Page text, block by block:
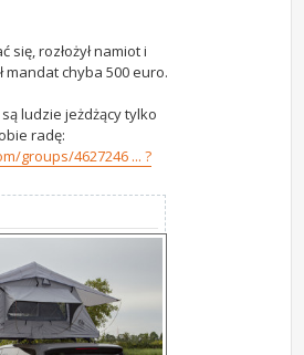
się, rozłożył namiot i
mandat chyba 500 euro.
ludzie jeżdżący tylko
radę:
groups/4627246 ... ?